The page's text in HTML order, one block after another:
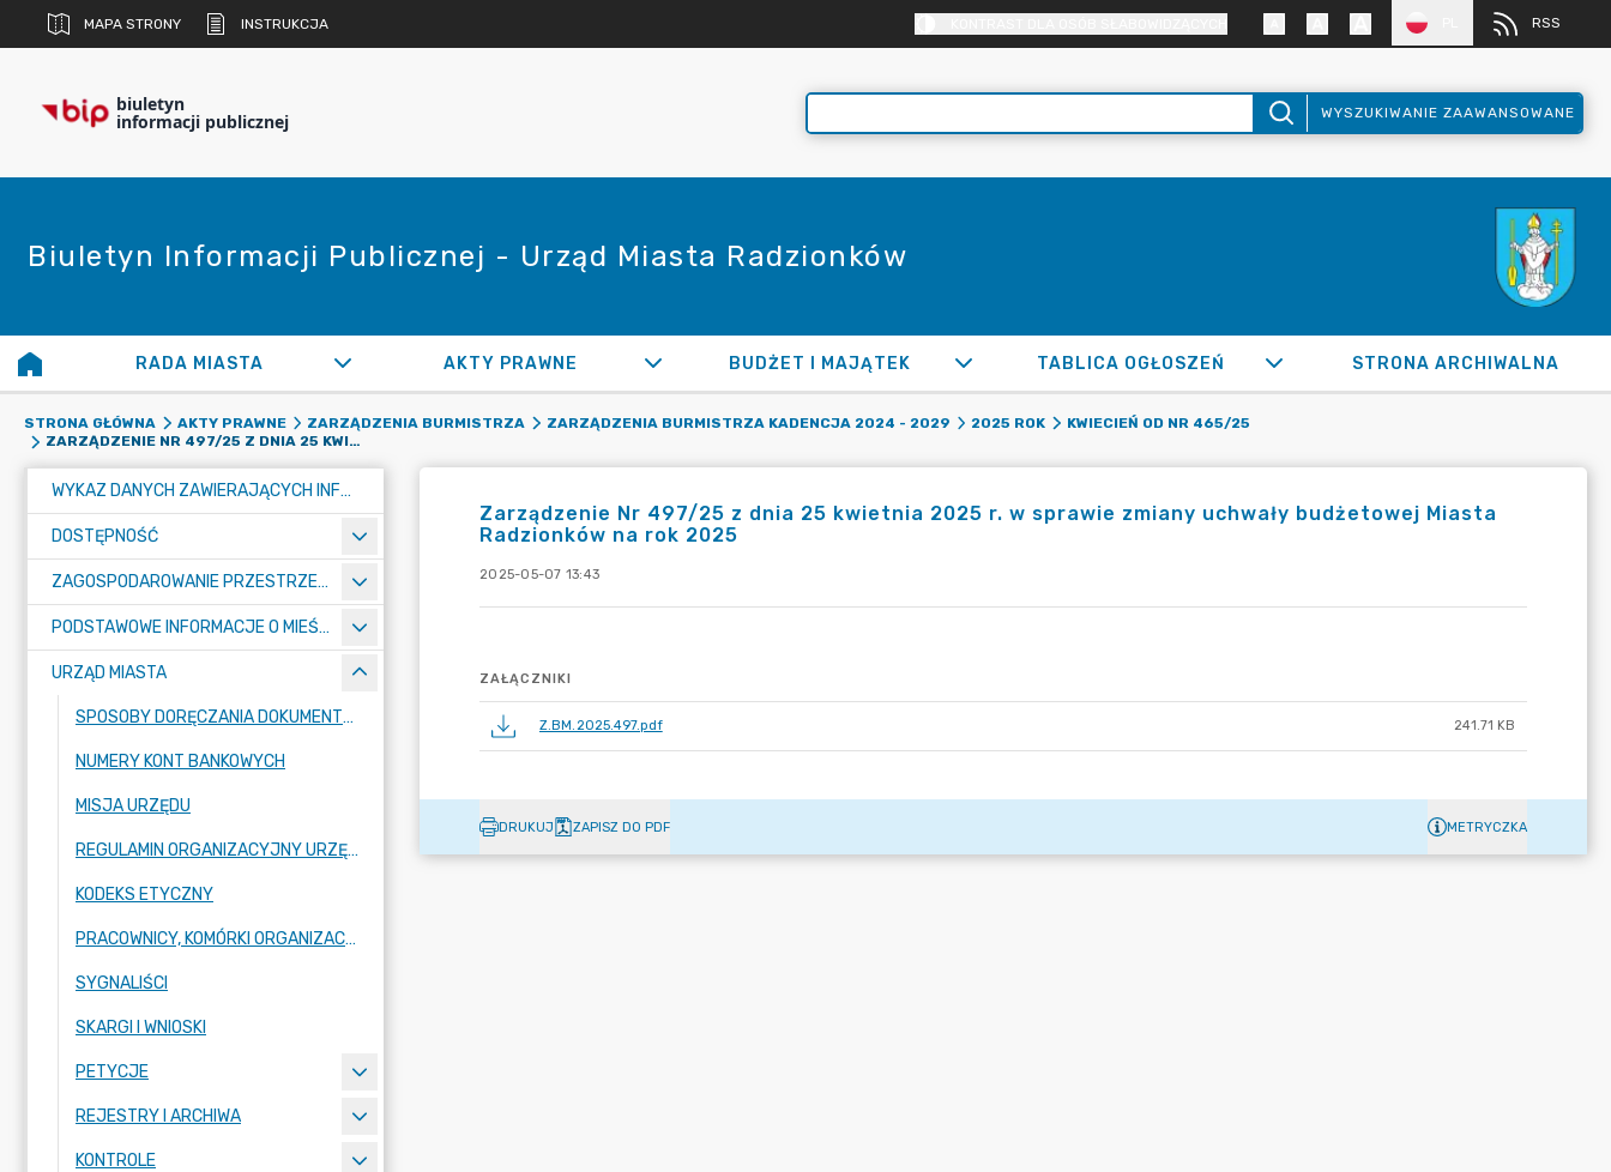
MAPA STRONY INSTRUKCJA RSS
biuletyn
informacji publicznej WYSZUKIWANIE ZAAWANSOWANE
Biuletyn Informacji Publicznej - Urząd Miasta Radzionków
RADA MIASTA AKTY PRAWNE BUDŻET I MAJĄTEK TABLICA OGŁOSZEŃ STRONA ARCHIWALNA
STRONA GŁÓWNA AKTY PRAWNE ZARZĄDZENIA BURMISTRZA ZARZĄDZENIA BURMISTRZA KADENCJA 2024 - 2029 2025 ROK
KWIECIEŃ OD NR 465/25
ZARZĄDZENIE NR 497/25 Z DNIA 25 KWIETNIA 2025 R. W SPRAWIE ZMIANY UCHWAŁY BUDŻETOWEJ MIASTA RADZIONKÓW NA ROK 2025
WYKAZ DANYCH ZAWIERAJĄCYCH INFORMACJE O ŚRODOWISKU I JEGO OCHRONIE
DOSTĘPNOŚĆ
ZAGOSPODAROWANIE PRZESTRZENNE
PODSTAWOWE INFORMACJE O MIEŚCIE
URZĄD MIASTA
SPOSOBY DORĘCZANIA DOKUMENTÓW DO URZĘDU MIASTA RADZIONKÓW
NUMERY KONT BANKOWYCH
MISJA URZĘDU
REGULAMIN ORGANIZACYJNY URZĘDU
KODEKS ETYCZNY
PRACOWNICY, KOMÓRKI ORGANIZACYJNE URZĘDU
SYGNALIŚCI
SKARGI I WNIOSKI
PETYCJE
REJESTRY I ARCHIWA
KONTROLE
Zarządzenie Nr 497/25 z dnia 25 kwietnia 2025 r. w sprawie zmiany uchwały budżetowej Miasta
Radzionków na rok 2025
2025-05-07 13:43
ZAŁĄCZNIKI
Z.BM.2025.497.pdf 241.71 KB
DRUKUJ ZAPISZ DO PDF METRYCZKA